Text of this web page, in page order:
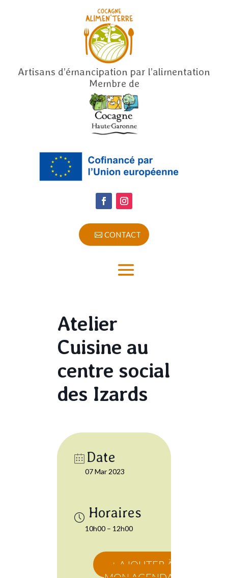
Artisans d’émancipation par l’alimentation
Membre de
CONTACT
Atelier
Cuisine au
centre social
des Izards
Date
07 Mar 2023
10h00 – 12h00
+ AJOUTER À